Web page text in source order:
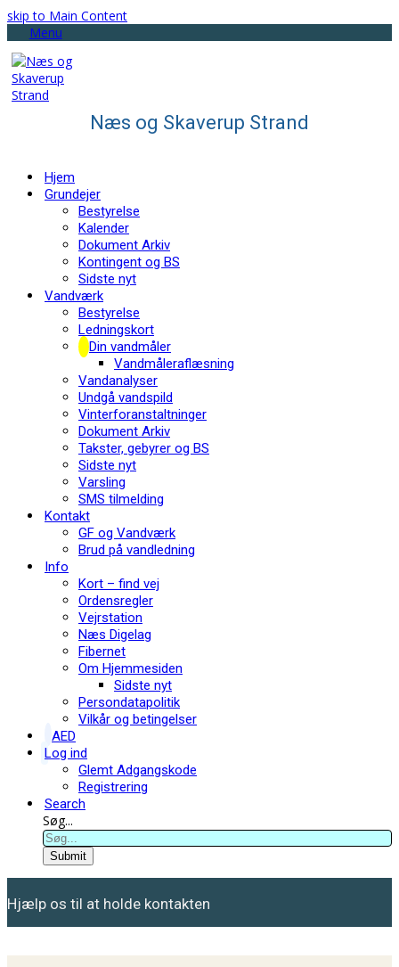
skip to Main Content
Menu
Næs og Skaverup Strand
Hjem
Grundejer
Bestyrelse
Kalender
Dokument Arkiv
Kontingent og BS
Sidste nyt
Vandværk
Bestyrelse
Ledningskort
Din vandmåler
Vandmåleraflæsning
Vandanalyser
Undgå vandspild
Vinterforanstaltninger
Dokument Arkiv
Takster, gebyrer og BS
Sidste nyt
Varsling
SMS tilmelding
Kontakt
GF og Vandværk
Brud på vandledning
Info
Kort – find vej
Ordensregler
Vejrstation
Næs Digelag
Fibernet
Om Hjemmesiden
Sidste nyt
Persondatapolitik
Vilkår og betingelser
AED
Log ind
Glemt Adgangskode
Registrering
Search
Søg...
Submit
Hjælp os til at holde kontakten